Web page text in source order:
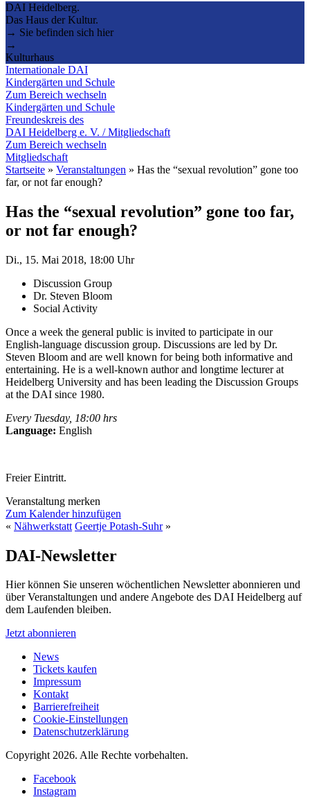
DAI Heidelberg.
Das Haus der Kultur.
→ Sie befinden sich hier
→
Kulturhaus
Internationale DAI
Kindergärten und Schule
Zum Bereich wechseln
Kindergärten und Schule
Freundeskreis des
DAI Heidelberg e. V. / Mitgliedschaft
Zum Bereich wechseln
Mitgliedschaft
Startseite » Veranstaltungen » Has the “sexual revolution” gone too
far, or not far enough?
Has the “sexual revolution” gone too far,
or not far enough?
Di., 15. Mai 2018, 18:00 Uhr
Discussion Group
Dr. Steven Bloom
Social Activity
Once a week the general public is invited to participate in our
English-language discussion group. Discussions are led by Dr.
Steven Bloom and are well known for being both informative and
entertaining. He is a well-known author and longtime lecturer at
Heidelberg University and has been leading the Discussion Groups
at the DAI since 1980.
Every Tuesday, 18:00 hrs
Language: English
Freier Eintritt.
Veranstaltung merken
Zum Kalender hinzufügen
« Nähwerkstatt Geertje Potash-Suhr»
DAI-Newsletter
Hier können Sie unseren wöchentlichen Newsletter abonnieren und
über Veranstaltungen und andere Angebote des DAI Heidelberg auf
dem Laufenden bleiben.
Jetzt abonnieren
News
Tickets kaufen
Impressum
Kontakt
Barrierefreiheit
Cookie-Einstellungen
Datenschutzerklärung
Copyright 2026. Alle Rechte vorbehalten.
Facebook
Instagram